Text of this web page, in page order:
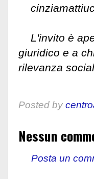
L'invito è
giuridico e a
rilevanza
Posted by
Nessun
Posta un